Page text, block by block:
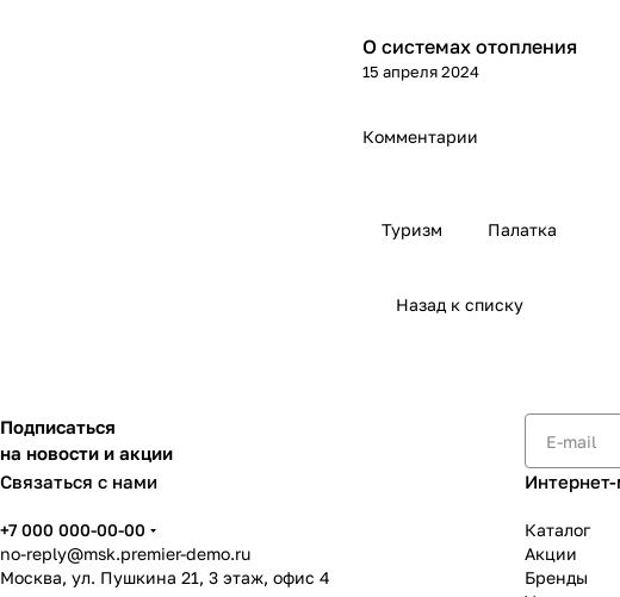
Советы покупателям
О системах отопления
15 апреля 2024
Комментарии
Туризм Палатка
Назад к списку
Подписаться
на новости и акции
Связаться с нами
+7 000 000-00-00
no-reply@msk.premier-demo.ru
Москва, ул. Пушкина 21, 3 этаж, офис 4
Каталог
Акции
Бренды